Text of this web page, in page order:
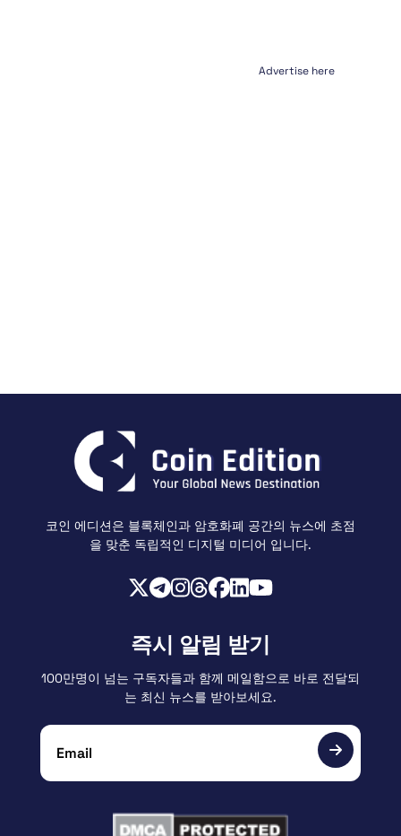
Advertise here
코인 에디션은 블록체인과 암호화폐 공간의 뉴스에 초점
을 맞춘 독립적인 디지털 미디어 입니다.
즉시 알림 받기
100만명이 넘는 구독자들과 함께 메일함으로 바로 전달되
는 최신 뉴스를 받아보세요.